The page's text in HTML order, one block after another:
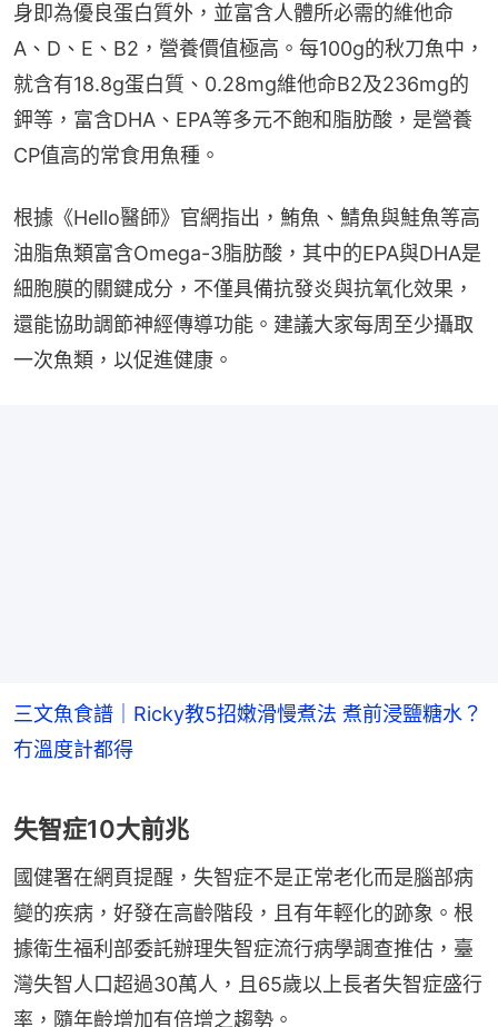
身即為優良蛋白質外，並富含人體所必需的維他命
A、D、E、B2，營養價值極高。每100g的秋刀魚中，
就含有18.8g蛋白質、0.28mg維他命B2及236mg的
鉀等，富含DHA、EPA等多元不飽和脂肪酸，是營養
CP值高的常食用魚種。
根據《Hello醫師》官網指出，鮪魚、鯖魚與鮭魚等高
油脂魚類富含Omega-3脂肪酸，其中的EPA與DHA是
細胞膜的關鍵成分，不僅具備抗發炎與抗氧化效果，
還能協助調節神經傳導功能。建議大家每周至少攝取
一次魚類，以促進健康。
三文魚食譜｜Ricky教5招嫩滑慢煮法 煮前浸鹽糖水？
冇溫度計都得
失智症10大前兆
國健署在網頁提醒，失智症不是正常老化而是腦部病
變的疾病，好發在高齡階段，且有年輕化的跡象。根
據衛生福利部委託辦理失智症流行病學調查推估，臺
灣失智人口超過30萬人，且65歲以上長者失智症盛行
率，隨年齡增加有倍增之趨勢。